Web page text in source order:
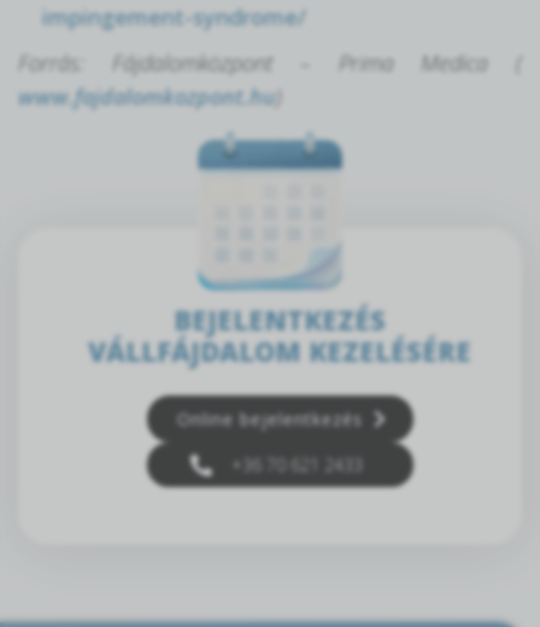
impingement-syndrome/
Forrás: Fájdalomközpont – Prima Medica (
www.fajdalomkozpont.hu
BEJELENTKEZÉS
VÁLLFÁJDALOM KEZELÉSÉRE
Online bejelentkezés
+36 70 621 2433